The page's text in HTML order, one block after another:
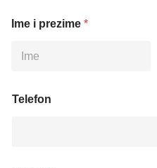
Ime i prezime *
Telefon